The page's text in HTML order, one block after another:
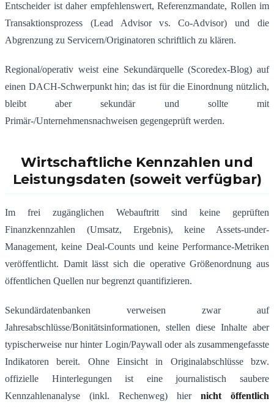
Entscheider ist daher empfehlenswert, Referenzmandate, Rollen im
Transaktionsprozess (Lead Advisor vs. Co-Advisor) und die
Abgrenzung zu Servicern/Originatoren schriftlich zu klären.
Regional/operativ weist eine Sekundärquelle (Scoredex-Blog) auf
einen DACH-Schwerpunkt hin; das ist für die Einordnung nützlich,
bleibt aber sekundär und sollte mit
Primär-/Unternehmensnachweisen gegengeprüft werden.
Wirtschaftliche Kennzahlen und
Leistungsdaten (soweit verfügbar)
Im frei zugänglichen Webauftritt sind keine geprüften
Finanzkennzahlen (Umsatz, Ergebnis), keine Assets-under-
Management, keine Deal-Counts und keine Performance-Metriken
veröffentlicht. Damit lässt sich die operative Größenordnung aus
öffentlichen Quellen nur begrenzt quantifizieren.
Sekundärdatenbanken verweisen zwar auf
Jahresabschlüsse/Bonitätsinformationen, stellen diese Inhalte aber
typischerweise nur hinter Login/Paywall oder als zusammengefasste
Indikatoren bereit. Ohne Einsicht in Originalabschlüsse bzw.
offizielle Hinterlegungen ist eine journalistisch saubere
Kennzahlenanalyse (inkl. Rechenweg) hier nicht öffentlich